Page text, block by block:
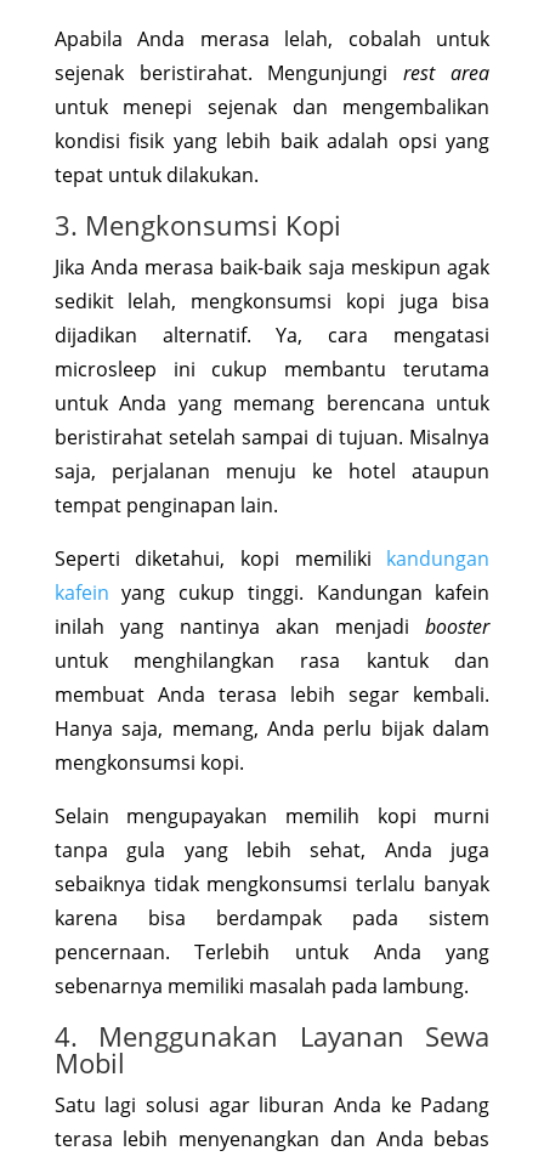
Apabila Anda merasa lelah, cobalah untuk
sejenak beristirahat. Mengunjungirest area
untuk menepi sejenak dan mengembalikan
kondisi fisik yang lebih baik adalah opsi yang
tepat untuk dilakukan.
3. Mengkonsumsi Kopi
Jika Anda merasa baik-baik saja meskipun agak
sedikit lelah, mengkonsumsi kopi juga bisa
dijadikan alternatif. Ya, cara mengatasi
microsleep ini cukup membantu terutama
untuk Anda yang memang berencana untuk
beristirahat setelah sampai di tujuan. Misalnya
saja, perjalanan menuju ke hotel ataupun
tempat penginapan lain.
Seperti diketahui, kopi memiliki kandungan
kafein yang cukup tinggi. Kandungan kafein
inilah yang nantinya akan menjadibooster
untuk menghilangkan rasa kantuk dan
membuat Anda terasa lebih segar kembali.
Hanya saja, memang, Anda perlu bijak dalam
mengkonsumsi kopi.
Selain mengupayakan memilih kopi murni
tanpa gula yang lebih sehat, Anda juga
sebaiknya tidak mengkonsumsi terlalu banyak
karena bisa berdampak pada sistem
pencernaan. Terlebih untuk Anda yang
sebenarnya memiliki masalah pada lambung.
4. Menggunakan Layanan Sewa
Mobil
Satu lagi solusi agar liburan Anda ke Padang
terasa lebih menyenangkan dan Anda bebas